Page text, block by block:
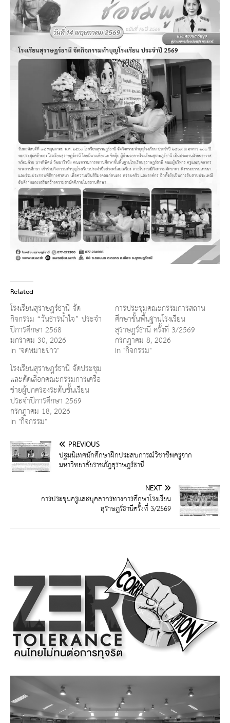
Related
โรงเรียนสุราษฎร์ธานี จัด
กิจกรรม “วันธารน้ำใจ” ประจำ
ปีการศึกษา 2568
มกราคม 30, 2026
In "จดหมายข่าว"
การประชุมคณะกรรมการสถาน
ศึกษาขั้นพื้นฐานโรงเรียน
สุราษฎร์ธานี ครั้งที่ 3/2569
กรกฎาคม 8, 2026
In "กิจกรรม"
โรงเรียนสุราษฎร์ธานี จัดประชุม
และคัดเลือกคณะกรรมการเครือ
ข่ายผู้ปกครองระดับชั้นเรียน
ประจำปีการศึกษา 2569
กรกฎาคม 18, 2026
In "กิจกรรม"
PREVIOUS
ปฐมนิเทศนักศึกษาฝึกประสบการณ์วิชาชีพครูจาก
มหาวิทยาลัยราชภัฏสุราษฎร์ธานี
NEXT
การประชุมครูและบุคลากรทางการศึกษาโรงเรียน
สุราษฎร์ธานีครั้งที่ 3/2569